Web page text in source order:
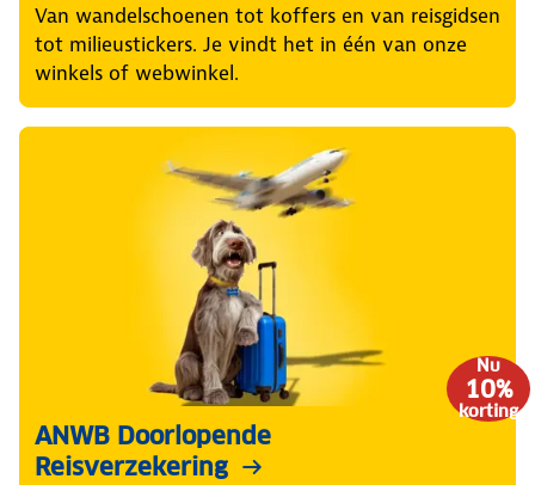
Van wandelschoenen tot koffers en van reisgidsen
tot milieustickers. Je vindt het in één van onze
winkels of webwinkel.
Nu
10%
korting
ANWB Doorlopende
Reisverzekering